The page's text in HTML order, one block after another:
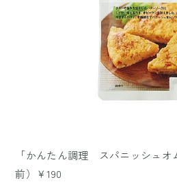
「かんたん調理 スパニッシュオ
前）￥190